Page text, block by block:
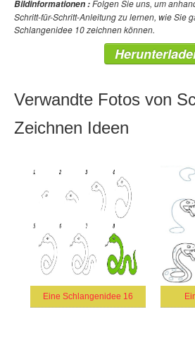
Bildinformationen :Folgen Sie uns, um
Schritt-für-Schritt-Anleitung zu lernen, wie Sie
Schlangenidee 10 zeichnen können.
Verwandte Fotos von
Zeichnen Ideen
Eine Schlangenidee 16